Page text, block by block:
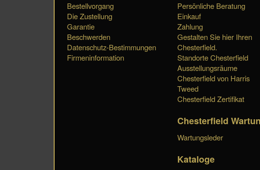
Bestellvorgang
Die Zustellung
Garantie
Beschwerden
Datenschutz-Bestimmungen
Firmeninformation
Persönliche Beratung
Einkauf
Zahlung
Gestalten Sie hier Ihren
Chesterfield.
Standorte Chesterfield
Ausstellungsräume
Chesterfield von Harris
Tweed
Chesterfield Zertifikat
Chesterfield
Wartungsleder
Kataloge